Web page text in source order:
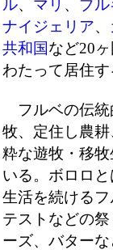
ル、 マリ 、 ブ
ナイジェリア、
共和国など20
わたって居住
フルベの伝統
牧、定住し農
粋な遊牧・移
いる。ボロロ
生活を続ける
テストなどの
ーズ、バター